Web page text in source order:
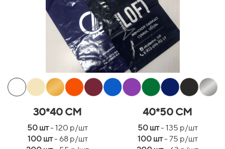
30*40 СМ
50 шт- 120 р/шт
100 шт- 68 р/шт
40*50 СМ
50 шт- 135 р/шт
100 шт- 75 р/шт